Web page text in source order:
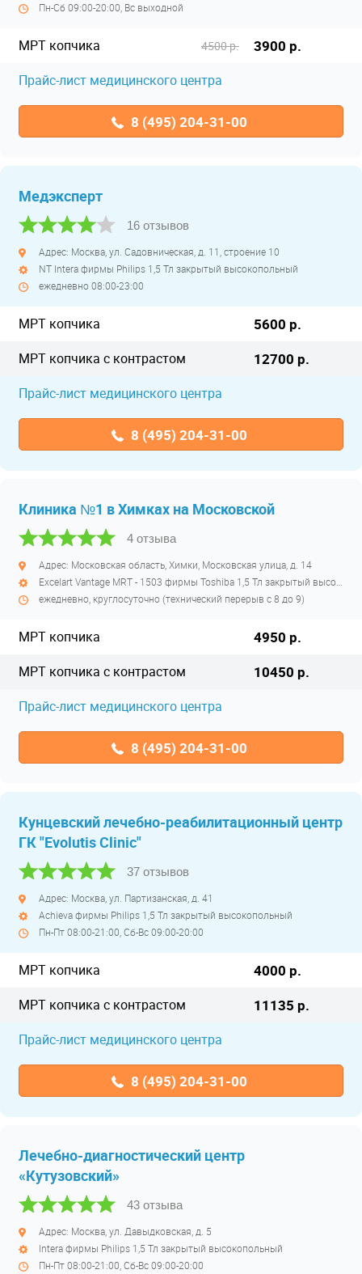
Пн-Сб 09:00-20:00, Вс выходной
МРТ копчика 4500 р. 3900 р.
Прайс-лист медицинского центра
8 (495) 204-31-00
Медэксперт
16 отзывов
Адрес: Москва, ул. Садовническая, д. 11, строение 10
NT Intera фирмы Philips 1,5 Тл закрытый высокопольный
ежедневно 08:00-23:00
МРТ копчика 5600 р.
МРТ копчика с контрастом 12700 р.
Прайс-лист медицинского центра
8 (495) 204-31-00
Клиника №1 в Химках на Московской
4 отзыва
Адрес: Московская область, Химки, Московская улица, д. 14
ежедневно, круглосуточно (технический перерыв с 8 до 9)
МРТ копчика 4950 р.
МРТ копчика с контрастом 10450 р.
Прайс-лист медицинского центра
8 (495) 204-31-00
Кунцевский лечебно-реабилитационный центр
ГК "Evolutis Clinic"
37 отзывов
Адрес: Москва, ул. Партизанская, д. 41
Achieva фирмы Philips 1,5 Тл закрытый высокопольный
Пн-Пт 08:00-21:00, Сб-Вс 09:00-20:00
МРТ копчика 4000 р.
МРТ копчика с контрастом 11135 р.
Прайс-лист медицинского центра
8 (495) 204-31-00
Лечебно-диагностический центр
«Кутузовский»
43 отзыва
Адрес: Москва, ул. Давыдковская, д. 5
Intera фирмы Philips 1,5 Тл закрытый высокопольный
Пн-Пт 08:00-21:00, Сб-Вс 09:00-20:00